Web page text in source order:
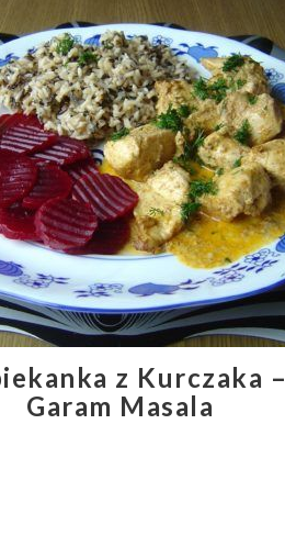
z Kurczaka –
Garam Masala